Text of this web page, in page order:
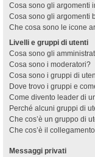
Cosa sono gli argomenti
Cosa sono gli argomenti
Che cosa sono le icone
Livelli e gruppi di utenti
Cosa sono gli
Cosa sono i moderatori?
Cosa sono i gruppi di
Dove trovo i gruppi e
Come divento leader di
Perché alcuni gruppi di
Che cos’è un gruppo di
Che cos’è il collegamento
Messaggi privati